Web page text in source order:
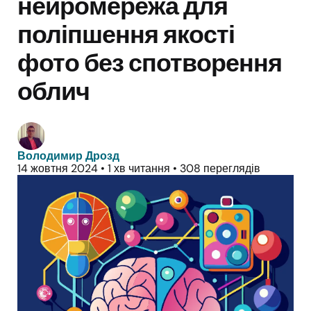
поліпшення якості
фото без спотворення
облич
Володимир Дрозд
14 жовтня 2024 • 1 хв читання • 308 переглядів